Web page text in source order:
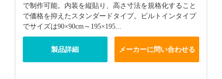
で制作可能。内装を縦貼り、高さ寸法を規格化すること
で価格を抑えたスタンダードタイプ。ビルトインタイプ
でサイズは90×90cm～195×195...
製品詳細 メーカーに問い合わせる